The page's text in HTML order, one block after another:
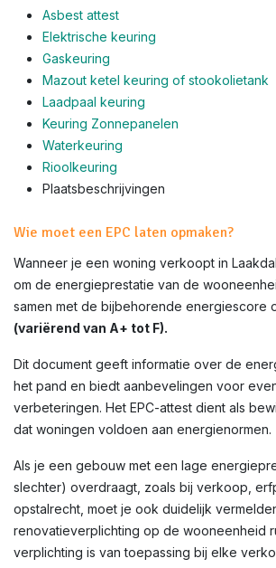
Asbest attest
Elektrische keuring
Gaskeuring
Mazout ketel keuring of stookolietank
Laadpaal keuring
Keuring Zonnepanelen
Waterkeuring
Rioolkeuring
Plaatsbeschrijvingen
Wie moet een EPC laten opmaken?
Wanneer je een woning verkoopt in
om de energieprestatie van de
samen met de bijbehorende energiescore
(variërend van A+ tot F).
Dit document geeft informatie over de
het pand en biedt aanbevelingen voor
verbeteringen. Het EPC-attest dient als
dat woningen voldoen aan energienormen.
Als je een gebouw met een lage
slechter) overdraagt, zoals bij verkoop,
opstalrecht, moet je ook duidelijk
renovatieverplichting op de wooneenheid
verplichting is van toepassing bij elke